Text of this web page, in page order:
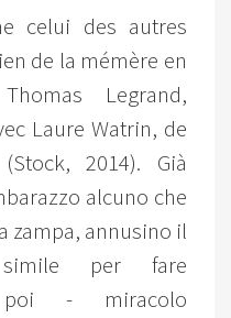
celui des autres
de la mémère en
Legrand,
Laure Watrin, de
2014). Già
alcuno che
zampa, annusino il
per fare
poi - miracolo